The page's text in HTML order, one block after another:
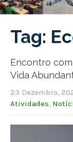
Tag:
Encontro
Vida
23 Dezembro,
Atividades